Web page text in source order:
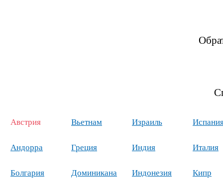
Австрия
Андорра
Болгария
Вьетнам
Греция
Доминикана
Израиль
Индия
Индонезия
Италия
Кипр